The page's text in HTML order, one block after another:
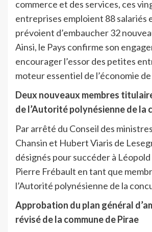
commerce et des services, ces
entreprises emploient 88 salariés
prévoient d’embaucher 32
Ainsi, le Pays confirme son
encourager l’essor des petites
moteur essentiel de l’économie
Deux nouveaux membres
de l’Autorité polynésienne de la
Par arrêté du Conseil des
Chansin et Hubert Viaris de
désignés pour succéder à
Pierre Frébault en tant que
l’Autorité polynésienne de la
Approbation du plan général
révisé de la commune de Pirae